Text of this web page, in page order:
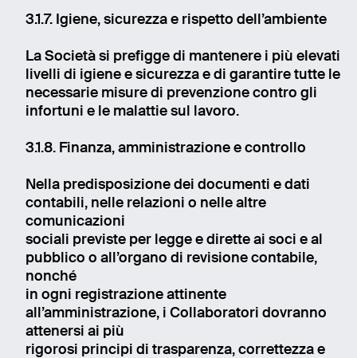
3.1.7. Igiene, sicurezza e rispetto dell’ambiente
La Società si prefigge di mantenere i più elevati
livelli di igiene e sicurezza e di garantire tutte le
necessarie misure di prevenzione contro gli
infortuni e le malattie sul lavoro.
3.1.8. Finanza, amministrazione e controllo
Nella predisposizione dei documenti e dati
contabili, nelle relazioni o nelle altre
comunicazioni
sociali previste per legge e dirette ai soci e al
pubblico o all’organo di revisione contabile,
nonché
in ogni registrazione attinente
all’amministrazione, i Collaboratori dovranno
attenersi ai più
rigorosi principi di trasparenza, correttezza e